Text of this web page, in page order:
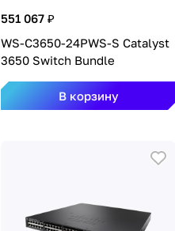
551 067 ₽
WS-C3650-24PWS-S Catalyst
3650 Switch Bundle
В корзину